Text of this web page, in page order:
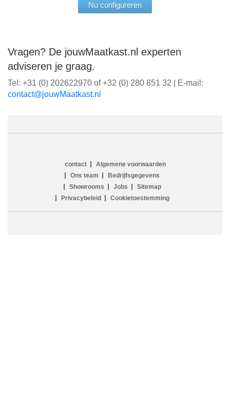
Nu configureren
Vragen? De jouwMaatkast.nl experten
adviseren je graag.
Tel: +31 (0) 202622970 of +32 (0) 280 851 32 | E-mail:
ln.tsaktaaMwuoj@tcatnoc
contact
Algemene voorwaarden
Ons team
Bedrijfsgegevens
Showrooms
Jobs
Sitemap
Privacybeleid
Cookietoestemming